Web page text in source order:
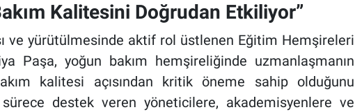
Kalitesini Doğrudan Etkiliyor”
ve yürütülmesinde aktif rol üstlenen Eğitim Hemşireleri
Paşa, yoğun bakım hemşireliğinde uzmanlaşmanın
kalitesi açısından kritik öneme sahip olduğunu
sürece destek veren yöneticilere, akademisyenlere ve